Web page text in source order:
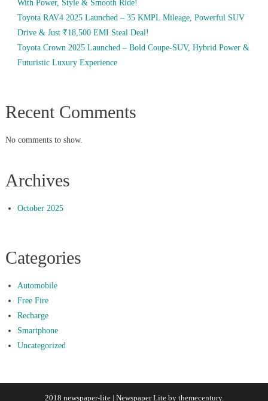
With Power, Style & Smooth Ride!
Toyota RAV4 2025 Launched – 35 KMPL Mileage, Powerful SUV
Drive & Just ₹18,500 EMI Steal Deal!
Toyota Crown 2025 Launched – Bold Coupe-SUV, Hybrid Power &
Futuristic Luxury Experience
Recent Comments
No comments to show.
Archives
October 2025
Categories
Automobile
Free Fire
Recharge
Smartphone
Uncategorized
2018 newspaper-lite | Newspaper Lite by themecentury.